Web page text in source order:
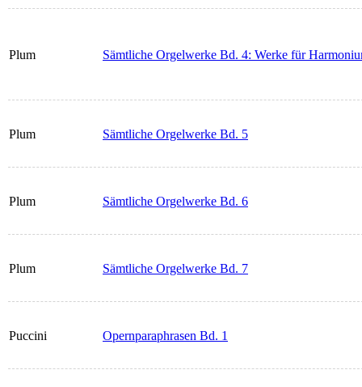
Plum Sämtliche Orgelwerke Bd. 4: Werke für
Plum Sämtliche Orgelwerke Bd. 5
Plum Sämtliche Orgelwerke Bd. 6
Plum Sämtliche Orgelwerke Bd. 7
Puccini Opernparaphrasen Bd. 1